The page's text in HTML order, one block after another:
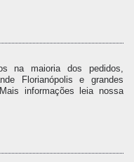
na maioria dos pedidos,
Florianópolis e grandes
informações leia nossa